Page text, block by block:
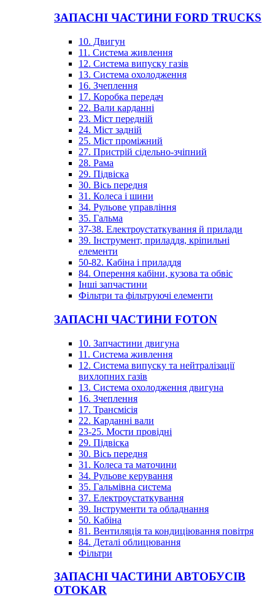
ЗАПАСНІ ЧАСТИНИ FORD TRUCKS
10. Двигун
11. Система живлення
12. Система випуску газів
13. Система охолодження
16. Зчеплення
17. Коробка передач
22. Вали карданні
23. Міст передній
24. Міст задній
25. Міст проміжний
27. Пристрій сідельно-зчіпний
28. Рама
29. Підвіска
30. Вісь передня
31. Колеса і шини
34. Рульове управління
35. Гальма
37-38. Електроустаткування й прилади
39. Інструмент, приладдя, кріпильні
елементи
50-82. Кабіна і приладдя
84. Оперення кабіни, кузова та обвіс
Інші запчастини
Фільтри та фільтруючі елементи
ЗАПАСНІ ЧАСТИНИ FOTON
10. Запчастини двигуна
11. Система живлення
12. Система випуску та нейтралізації
вихлопних газів
13. Система охолодження двигуна
16. Зчеплення
17. Трансмісія
22. Карданні вали
23-25. Мости провідні
29. Підвіска
30. Вісь передня
31. Колеса та маточини
34. Рульове керування
35. Гальмівна система
37. Електроустаткування
39. Інструменти та обладнання
50. Кабіна
81. Вентиляція та кондиціювання повітря
84. Деталі облицювання
Фільтри
ЗАПАСНІ ЧАСТИНИ АВТОБУСІВ
OTOKAR